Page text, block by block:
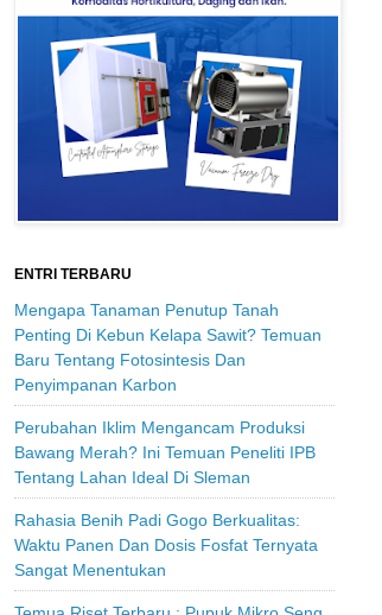
ENTRI TERBARU
Mengapa Tanaman Penutup Tanah
Penting Di Kebun Kelapa Sawit? Temuan
Baru Tentang Fotosintesis Dan
Penyimpanan Karbon
Perubahan Iklim Mengancam Produksi
Bawang Merah? Ini Temuan Peneliti IPB
Tentang Lahan Ideal Di Sleman
Rahasia Benih Padi Gogo Berkualitas:
Waktu Panen Dan Dosis Fosfat Ternyata
Sangat Menentukan